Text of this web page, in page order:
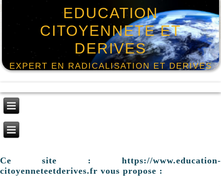
EDUCATION
CITOYENNETE ET
DERIVES
EXPERT EN RADICALISATION ET DERIVES
Ce site : https://www.education-
citoyenneteetderives.fr vous propose :